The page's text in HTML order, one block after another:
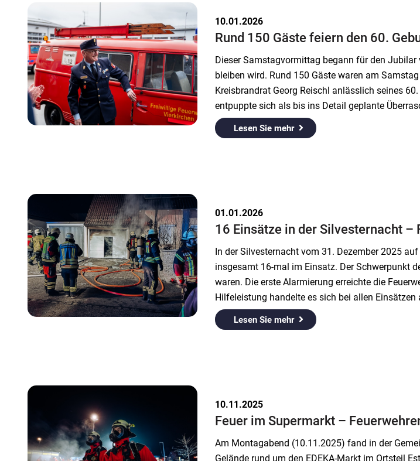
10.01.2026
Rund 150 Gäste feiern den 60.
Dieser Samstagvormittag begann für den
bleiben wird. Rund 150 Gäste waren am
Kreisbrandrat Georg Reischl anlässlich seines
entpuppte sich als bis ins Detail geplante
Lesen Sie mehr
01.01.2026
16 Einsätze in der Silvesternacht –
In der Silvesternacht vom 31. Dezember 2025
insgesamt 16-mal im Einsatz. Der Schwerpunkt
waren. Die erste Alarmierung erreichte die
Hilfeleistung handelte es sich bei allen
Lesen Sie mehr
10.11.2025
Feuer im Supermarkt –
Am Montagabend (10.11.2025) fand in der
Gelände rund um den EDEKA-Markt im Ortsteil